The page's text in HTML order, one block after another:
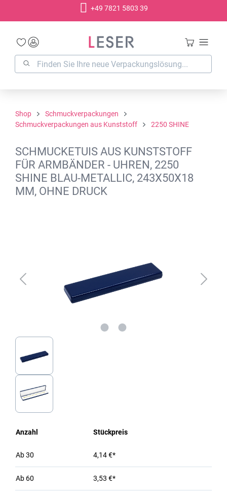
+49 7821 5803 39
Shop
Schmuckverpackungen
Schmuckverpackungen aus Kunststoff
2250 SHINE
SCHMUCKETUIS AUS KUNSTSTOFF
FÜR ARMBÄNDER - UHREN, 2250
SHINE BLAU-METALLIC, 243X50X18
MM, OHNE DRUCK
Anzahl Stückpreis
Ab30 4,14 €*
Ab 60 3,53 €*